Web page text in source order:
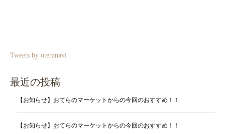
Tweets by oteranavi
最近の投稿
【お知らせ】おてらのマーケットからの今回のおすすめ！！
【お知らせ】おてらのマーケットからの今回のおすすめ！！